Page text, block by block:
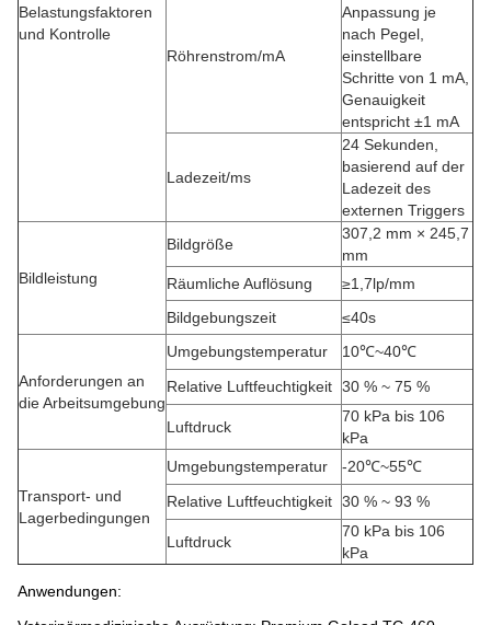
Belastungsfaktoren
und Kontrolle
Röhrenstrom/mA
Anpassung je
nach Pegel,
einstellbare
Schritte von 1 mA,
Genauigkeit
entspricht ±1 mA
Ladezeit/ms
24 Sekunden,
basierend auf der
Ladezeit des
externen Triggers
Bildleistung
Bildgröße
307,2 mm × 245,7
mm
Räumliche Auflösung
≥1,7lp/mm
Bildgebungszeit
≤40s
Anforderungen an
die Arbeitsumgebung
Umgebungstemperatur
10℃~40℃
Relative Luftfeuchtigkeit 30 % ~ 75 %
Luftdruck
70 kPa bis 106
kPa
Transport- und
Lagerbedingungen
Umgebungstemperatur
-20℃~55℃
Relative Luftfeuchtigkeit 30 % ~ 93 %
Luftdruck
70 kPa bis 106
kPa
Anwendungen: